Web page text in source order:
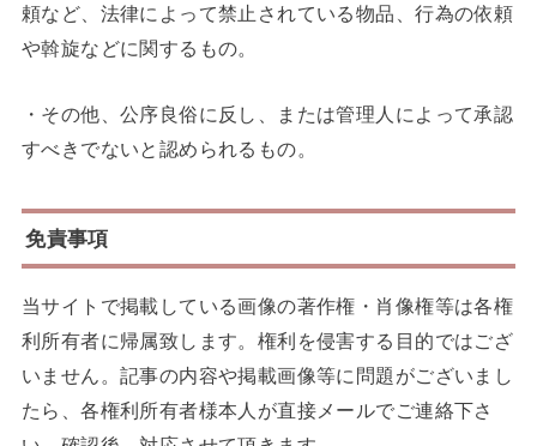
頼など、法律によって禁止されている物品、行為の依頼
や斡旋などに関するもの。
・その他、公序良俗に反し、または管理人によって承認
すべきでないと認められるもの。
免責事項
当サイトで掲載している画像の著作権・肖像権等は各権
利所有者に帰属致します。権利を侵害する目的ではござ
いません。記事の内容や掲載画像等に問題がございまし
たら、各権利所有者様本人が直接メールでご連絡下さ